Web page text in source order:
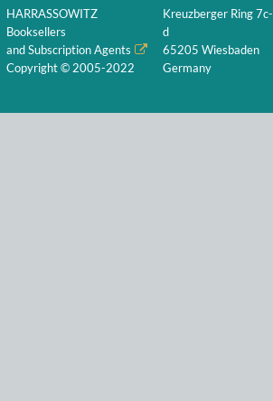
HARRASSOWITZ
Booksellers
and Subscription Agents
Copyright © 2005-2022
Kreuzberger Ring 7c-
d
65205 Wiesbaden
Germany